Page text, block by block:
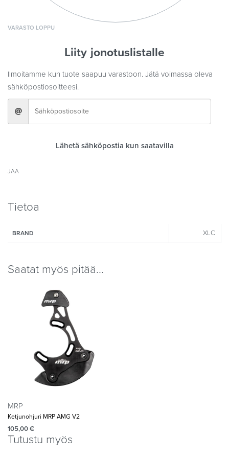
VARASTO LOPPU
Liity jonotuslistalle
Ilmoitamme kun tuote saapuu varastoon. Jätä voimassa oleva
sähköpostiosoitteesi.
Lähetä sähköpostia kun saatavilla
JAA
Tietoa
BRAND XLC
Saatat myös pitää...
MRP
Ketjunohjuri MRP AMG V2
105,00€
Tutustu myös